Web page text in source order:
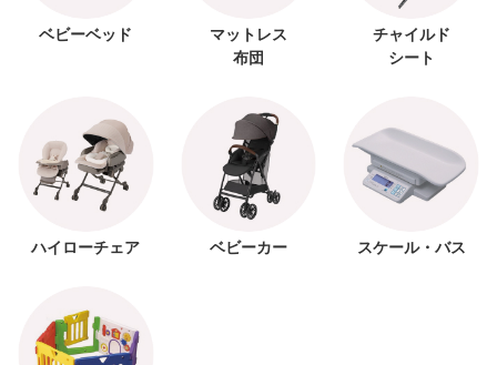
ベビーベッド
マットレス
布団
チャイルド
シート
ハイローチェア ベビーカー スケール・バス